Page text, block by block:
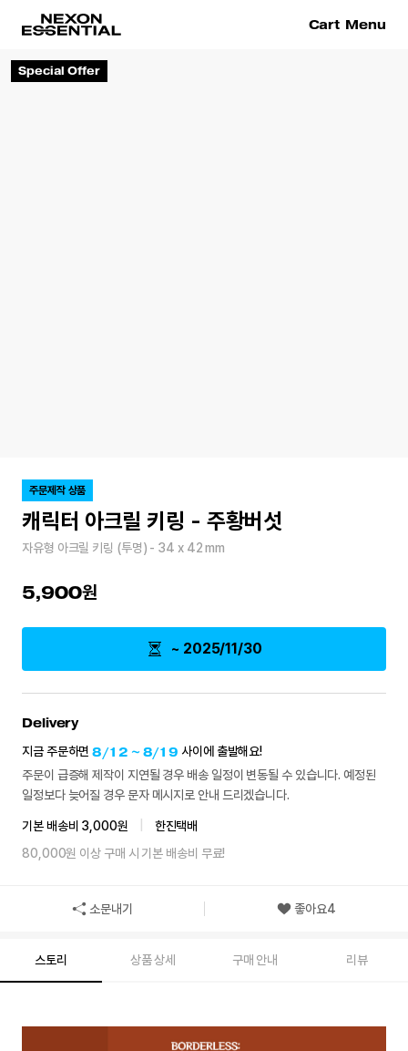
Special Offer
주문제작 상품
캐릭터 아크릴 키링 - 주황버섯
자유형 아크릴 키링 (투명) - 34 x 42 mm
5,900
~ 2025/11/30
Delivery
지금 주문하면8/12 ~ 8/19사이에 출발해요!
주문이 급증해 제작이 지연될 경우 배송 일정이 변동될 수 있습니다. 예정된
일정보다 늦어질 경우 문자 메시지로 안내 드리겠습니다.
기본 배송비 3,000원
한진택배
80,000원 이상 구매 시 기본 배송비 무료!
소문내기 좋아요4
스토리 상품 상세 구매 안내 리뷰
Cart Menu